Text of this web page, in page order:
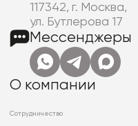
117342, г. Москва,
ул. Бутлерова 17
Мессенджеры
О компании
Сотрудничество